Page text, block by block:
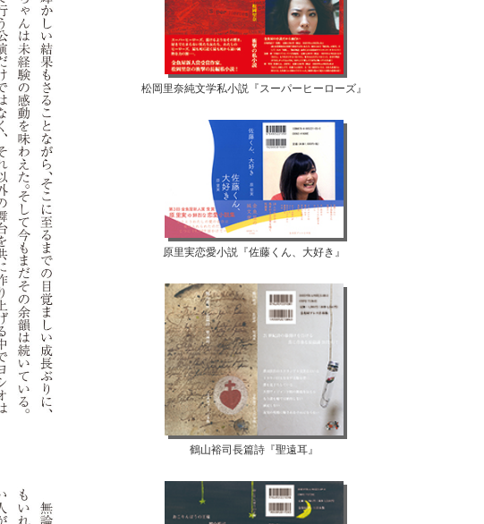
松岡里奈純文学私小説『スーパーヒーローズ』
原里実恋愛小説『佐藤くん、大好き』
鶴山裕司長篇詩『聖遠耳』